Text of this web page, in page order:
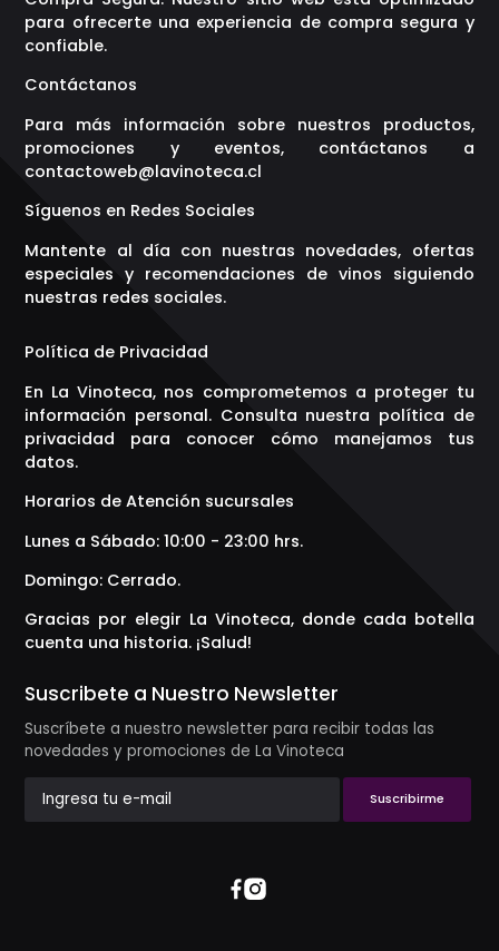
para ofrecerte una experiencia de compra segura y
confiable.
Contáctanos
Para más información sobre nuestros productos,
promociones y eventos, contáctanos a
contactoweb@lavinoteca.cl
Síguenos en Redes Sociales
Mantente al día con nuestras novedades, ofertas
especiales y recomendaciones de vinos siguiendo
nuestras redes sociales.
Política de Privacidad
En La Vinoteca, nos comprometemos a proteger tu
información personal. Consulta nuestra política de
privacidad para conocer cómo manejamos tus
datos.
Horarios de Atención sucursales
Lunes a Sábado: 10:00 - 23:00 hrs.
Domingo: Cerrado.
Gracias por elegir La Vinoteca, donde cada botella
cuenta una historia. ¡Salud!
Suscribete a Nuestro Newsletter
Suscríbete a nuestro newsletter para recibir todas las
novedades y promociones de La Vinoteca
Suscribirme